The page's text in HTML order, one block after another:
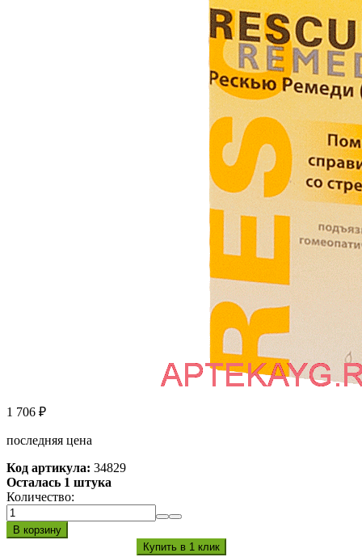
1 706 ₽
последняя цена
Код артикула: 34829
Осталась 1 штука
Количество: